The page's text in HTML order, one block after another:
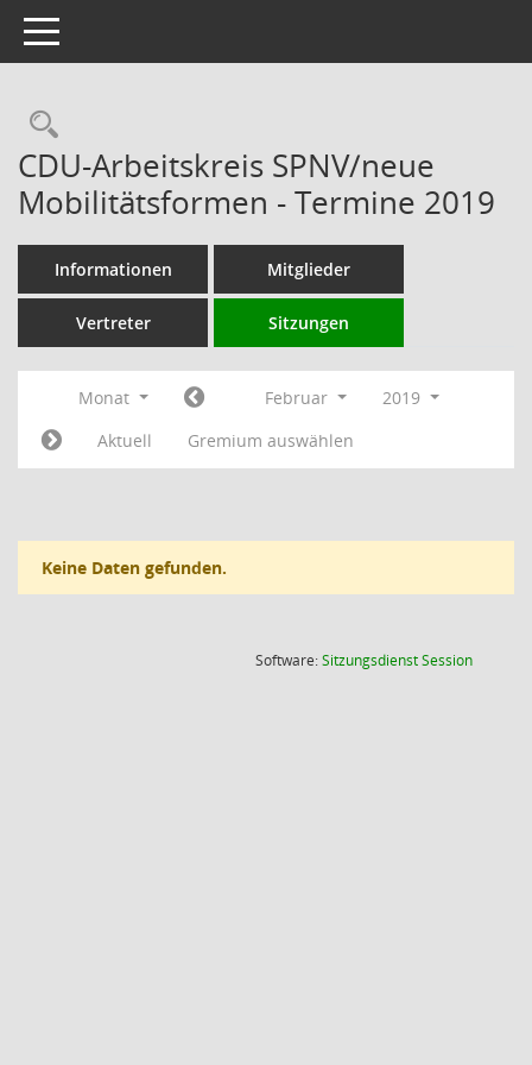
Toggle navigation
Rechercheauswahl
CDU-Arbeitskreis SPNV/neue
Mobilitätsformen - Termine 2019
Informationen Mitglieder
Vertreter Sitzungen
Monat Februar
2019
Aktuell
Gremium auswählen
Keine Daten gefunden.
Software:SitzungsdienstSession(Wird in